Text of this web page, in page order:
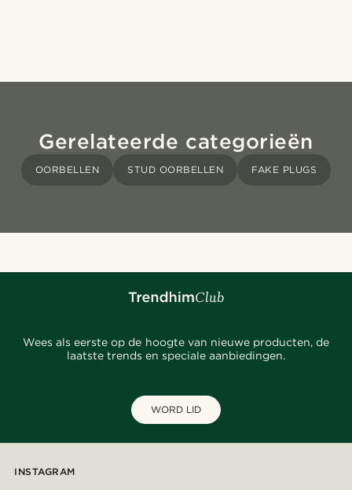
Gerelateerde categorieën
OORBELLEN STUD OORBELLEN FAKE PLUGS
Wees als eerste op de hoogte van nieuwe producten, de
laatste trends en speciale aanbiedingen.
WORD LID
INSTAGRAM